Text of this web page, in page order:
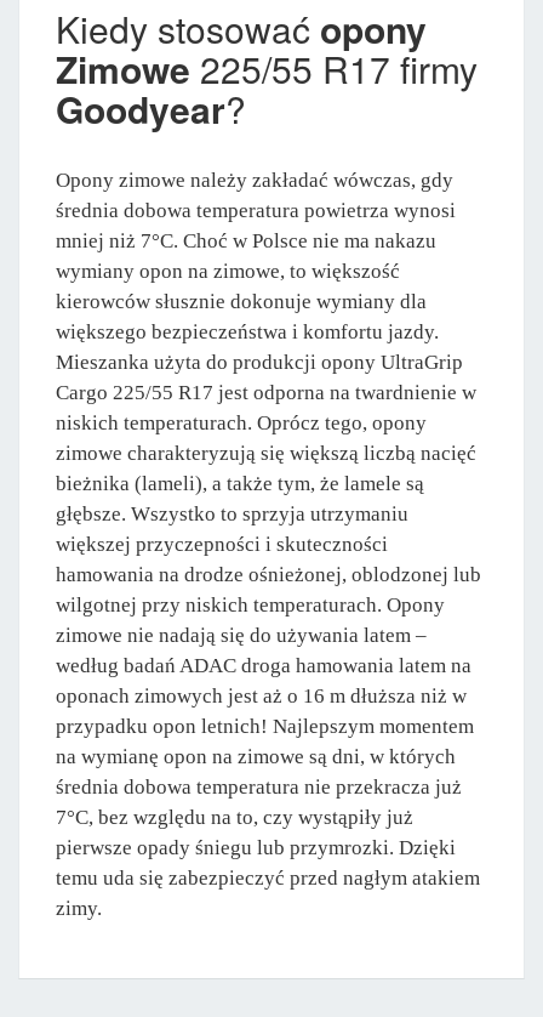
Kiedy stosować opony
Zimowe 225/55 R17 firmy
Goodyear?
Opony zimowe należy zakładać wówczas, gdy
średnia dobowa temperatura powietrza wynosi
mniej niż 7°C. Choć w Polsce nie ma nakazu
wymiany opon na zimowe, to większość
kierowców słusznie dokonuje wymiany dla
większego bezpieczeństwa i komfortu jazdy.
Mieszanka użyta do produkcji opony UltraGrip
Cargo 225/55 R17 jest odporna na twardnienie w
niskich temperaturach. Oprócz tego, opony
zimowe charakteryzują się większą liczbą nacięć
bieżnika (lameli), a także tym, że lamele są
głębsze. Wszystko to sprzyja utrzymaniu
większej przyczepności i skuteczności
hamowania na drodze ośnieżonej, oblodzonej lub
wilgotnej przy niskich temperaturach. Opony
zimowe nie nadają się do używania latem –
według badań ADAC droga hamowania latem na
oponach zimowych jest aż o 16 m dłuższa niż w
przypadku opon letnich! Najlepszym momentem
na wymianę opon na zimowe są dni, w których
średnia dobowa temperatura nie przekracza już
7°C, bez względu na to, czy wystąpiły już
pierwsze opady śniegu lub przymrozki. Dzięki
temu uda się zabezpieczyć przed nagłym atakiem
zimy.